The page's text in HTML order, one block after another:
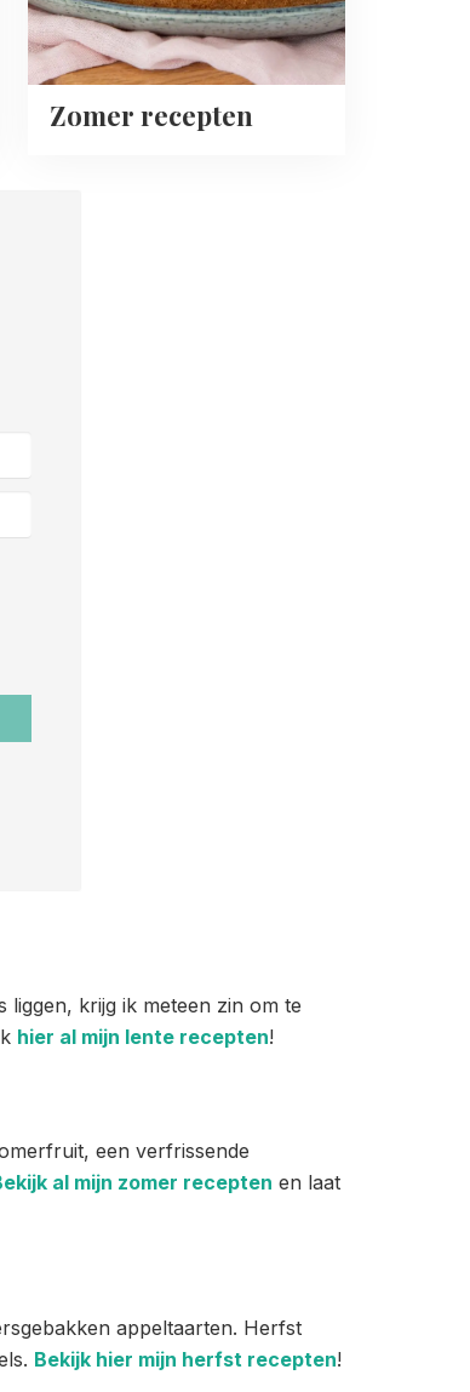
Zomer recepten
krijg ik meteen zin om te
hier al mijn lente recepten!
een verfrissende
al mijn zomer recepten en laat
appeltaarten. Herfst
Bekijk hier mijn herfst recepten!